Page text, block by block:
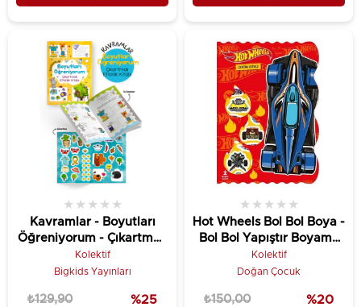
Kavramlar - Boyutları
Öğreniyorum - Çıkartmalı
Etkinlik Kitabı
★ ★ ★ ★ ★
Kolektif
Bigkids Yayınları
₺129,90 %25
Hot Wheels Bol Bol Boya -
Bol Bol Yapıştır Boyama
Kitabı - Çıkartma
Hediyeli!
★ ★ ★ ★ ★
Kolektif
Doğan Çocuk
₺150,00 %20